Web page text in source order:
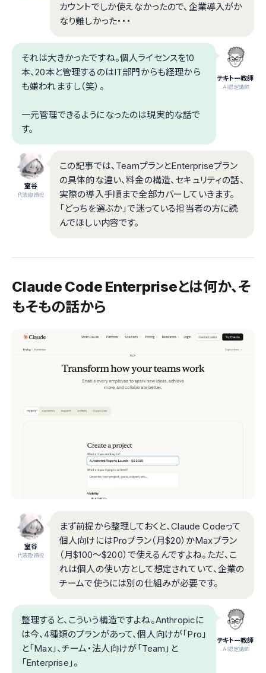
カウントでしか使えなかったので、企業導入がか
なり難しかった・・・
テキトー教師
.AI認定講師
それは大きかったですね。個人ライセンスを10
本、20本と管理するのはIT部門からも経理から
も嫌われますし（笑）。
一元管理できるようになったのは現実的な話で
す。
室谷
代表取締役
この記事では、TeamプランとEnterpriseプラン
の具体的な違い、料金の構造、セキュリティの話、
実際の導入手順まで全部カバーしていきます。
「どっちを選ぶか」で迷っている担当者の方に読
んでほしい内容です。
Claude Code Enterpriseとは何か、そ
もそもの話から
室谷
代表取締役
まず前提から整理しておくと、Claude Codeって
個人向けにはProプラン（月$20）かMaxプラン
（月$100〜$200）で使えるんですよね。ただ、こ
れは個人の使い方として想定されていて、企業の
チームで使うには別の仕組みが必要です。
テキトー教師
.AI認定講師
整理すると、こういう構造ですよね。Anthropicに
は今、4種類のプランがあって、個人向けが「Pro」
と「Max」、チーム・法人向けが「Team」と
「Enterprise」。